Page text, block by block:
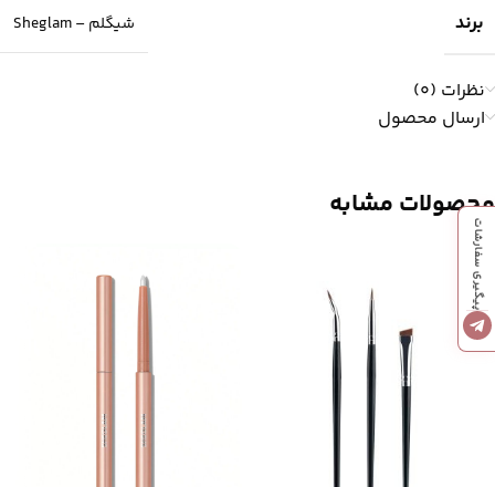
برند
شیگلم – Sheglam
نظرات (0)
ارسال محصول
محصولات مشابه
پیگیری سفارشات